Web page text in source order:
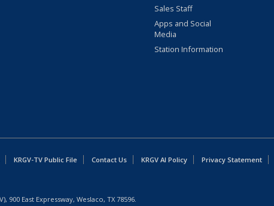
Sales Staff
Apps and Social
Media
Station Information
KRGV-TV Public File Contact Us KRGV AI Policy Privacy Statement
900 East Expressway, Weslaco, TX 78596.